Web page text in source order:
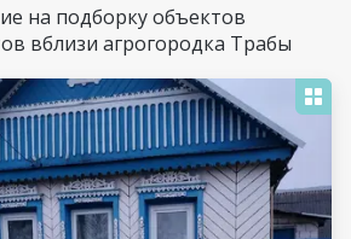
на подборку объектов
вблизи агрогородка Трабы